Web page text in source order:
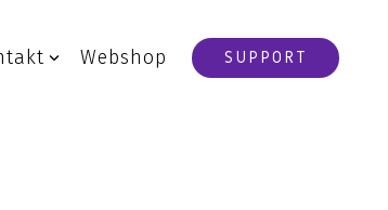
Webshop SUPPORT